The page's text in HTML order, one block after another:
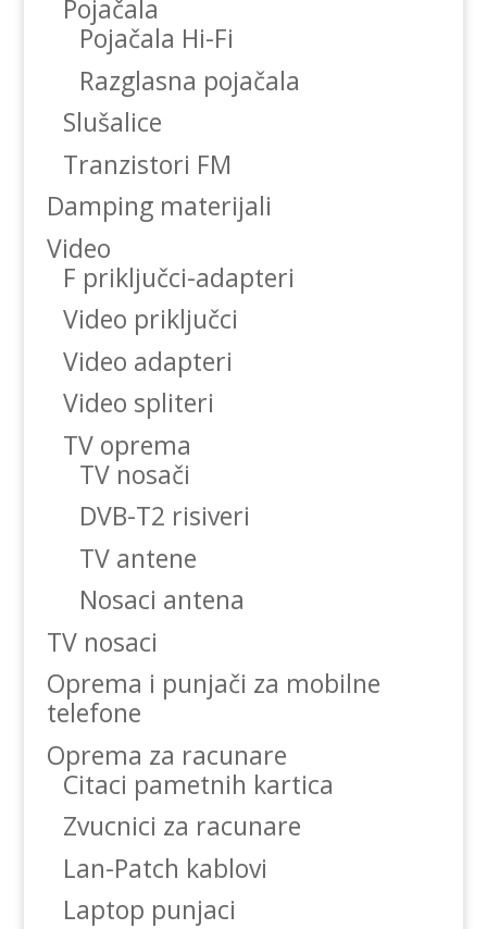
Pojačala
Pojačala Hi-Fi
Razglasna pojačala
Slušalice
Tranzistori FM
Damping materijali
Video
F priključci-adapteri
Video priključci
Video adapteri
Video spliteri
TV oprema
TV nosači
DVB-T2 risiveri
TV antene
Nosaci antena
TV nosaci
Oprema i punjači za mobilne
telefone
Oprema za racunare
Citaci pametnih kartica
Zvucnici za racunare
Lan-Patch kablovi
Laptop punjaci